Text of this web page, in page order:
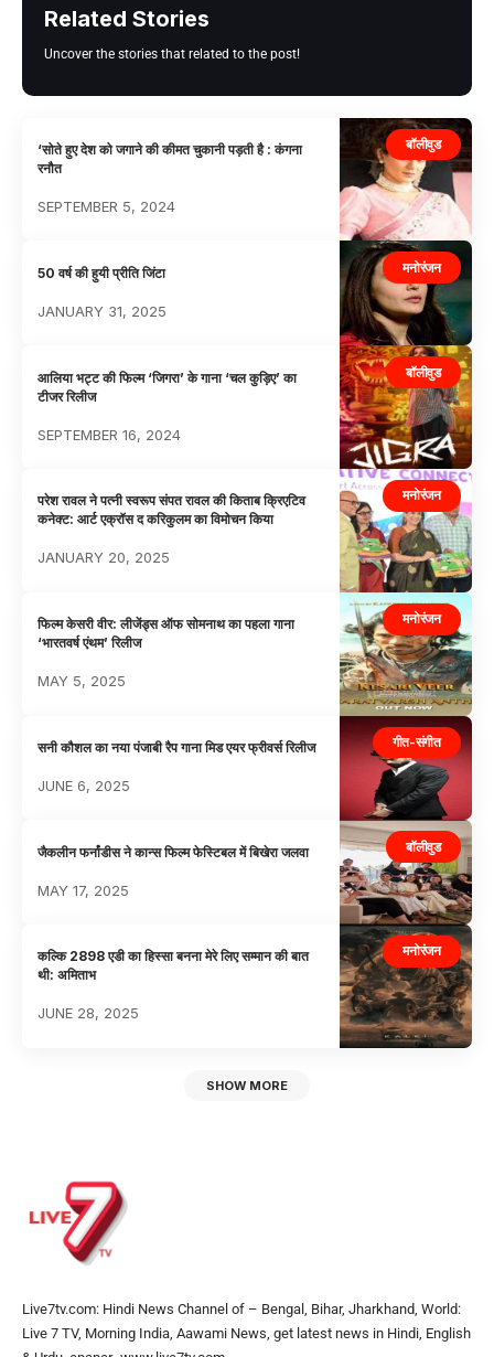
Related Stories
Uncover the stories that related to the post!
बॉलीवुड
‘सोते हुए देश को जगाने की कीमत चुकानी पड़ती है : कंगना
रनौत
SEPTEMBER 5, 2024
मनोरंजन
50 वर्ष की हुयी प्रीति जिंटा
JANUARY 31, 2025
बॉलीवुड
आलिया भट्ट की फिल्म ‘जिगरा’ के गाना ‘चल कुड़िए’ का
टीजर रिलीज
SEPTEMBER 16, 2024
मनोरंजन
परेश रावल ने पत्नी स्वरूप संपत रावल की किताब क्रिएटिव
कनेक्ट: आर्ट एक्रॉस द करिकुलम का विमोचन किया
JANUARY 20, 2025
मनोरंजन
फिल्म केसरी वीर: लीजेंड्स ऑफ सोमनाथ का पहला गाना
‘भारतवर्ष एंथम’ रिलीज
MAY 5, 2025
गीत-संगीत
सनी कौशल का नया पंजाबी रैप गाना मिड एयर फ्रीवर्स रिलीज
JUNE 6, 2025
बॉलीवुड
जैकलीन फर्नांडीस ने कान्स फिल्म फेस्टिबल में बिखेरा जलवा
MAY 17, 2025
मनोरंजन
कल्कि 2898 एडी का हिस्सा बनना मेरे लिए सम्मान की बात
थी: अमिताभ
JUNE 28, 2025
SHOW MORE
Live7tv.com: Hindi News Channel of – Bengal, Bihar, Jharkhand, World:
Live 7 TV, Morning India, Aawami News, get latest news in Hindi, English